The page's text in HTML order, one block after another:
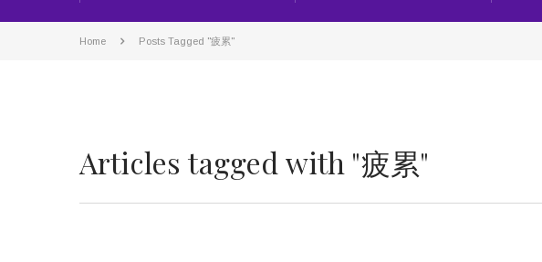
Home Posts Tagged "疲累"
Articles tagged with "疲累"